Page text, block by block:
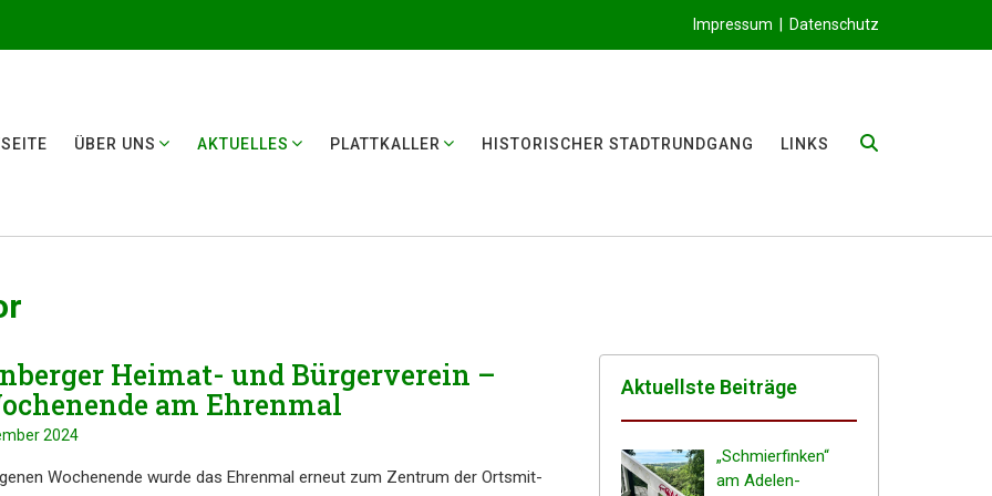
Impressum Datenschutz
ÜBER UNS AKTUEL­LES PLATT­KAL­LER HISTO­RI­SCHER STADTRUNDGANG LINKS
Heimat- und Bürger­ver­ein –
am Ehrenmal
2024
Wochen­en­de wurde das Ehren­mal erneut zum Zentrum der Ortsmit­
Aktuells­te Beiträge
„Schmier­fin­ken“
am Adelen­